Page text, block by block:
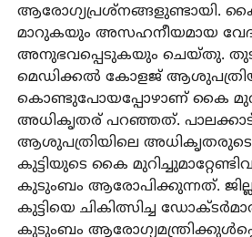
ആരോഗ്യപ്രശ്നങ്ങളുണ്ടായി.
മാറുകയും അസഹനീയമായ
അനുഭവപ്പെടുകയും ചെയ്തു.
മെഡിക്കല്‍ കോളജ്
കൊണ്ടുപോയപ്പോഴാണ് കൈ
അധികൃതര് പറഞ്ഞത്. പാലക്കാട്
ആശുപത്രിയിലെ അധികൃതരുടെ
കുട്ടിയുടെ കൈ
കുടുംബം ആരോപിക്കുന്നത്.
കുട്ടിയെ ചികിത്സിച്ച
കുടുംബം